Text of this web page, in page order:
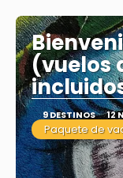
(vuelos
9 DESTINOS 12
Paquete de